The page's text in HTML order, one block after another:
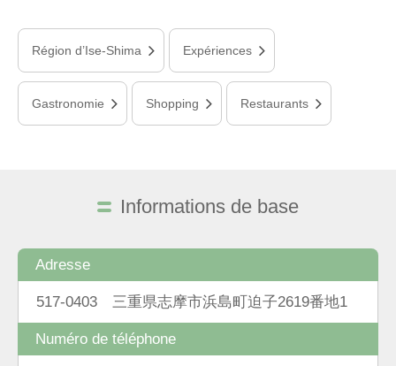
Région d’Ise-Shima Expériences
Gastronomie Shopping Restaurants
Informations de base
Adresse
517-0403 三重県志摩市浜島町迫子2619番地1
Numéro de téléphone